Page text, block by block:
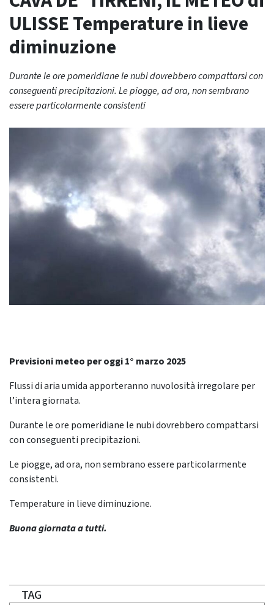
ULISSE Temperature in lieve
diminuzione
Durante le ore pomeridiane le nubi dovrebbero compattarsi con
conseguenti precipitazioni. Le piogge, ad ora, non sembrano
essere particolarmente consistenti
Previsioni meteo per oggi 1° marzo 2025
Flussi di aria umida apporteranno nuvolosità irregolare per
l’intera giornata.
Durante le ore pomeridiane le nubi dovrebbero compattarsi
con conseguenti precipitazioni.
Le piogge, ad ora, non sembrano essere particolarmente
consistenti.
Temperature in lieve diminuzione.
Buona giornata a tutti.
TAG